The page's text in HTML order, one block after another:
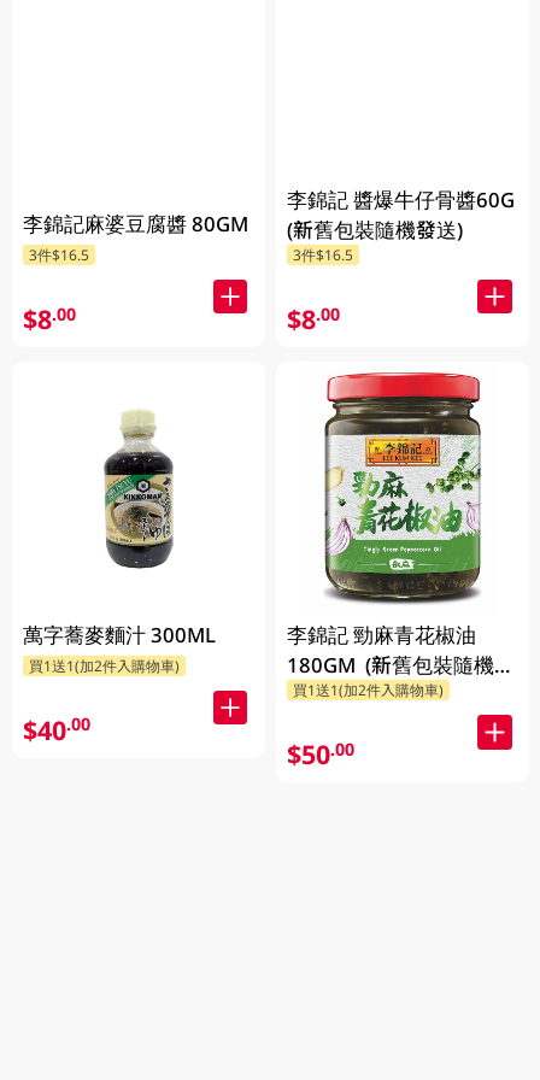
李錦記麻婆豆腐醬 80GM
3件$16.5
$8.00
萬字蕎麥麵汁 300ML
買1送1(加2件入購物車)
$40.00
李錦記 醬爆牛仔骨醬60G
(新舊包裝隨機發送)
3件$16.5
$8.00
李錦記 勁麻青花椒油
180GM (新舊包裝隨機發
送)
買1送1(加2件入購物車)
$50.00